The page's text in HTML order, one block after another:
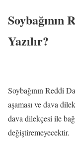
Soybağının
Yazılır?
Soybağının Reddi
aşaması ve dava
dava dilekçesi ile
değiştiremeyecektir.